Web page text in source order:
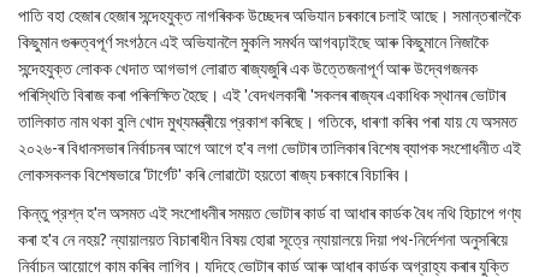
পাতি বহা হেজাৰ হেজাৰ সন্দেহযুক্ত নাগৰিকক উচ্ছেদৰ অভিযান চৰকাৰে চলাই আছে। সমান্তৰালকৈ
কিছুমান গুৰুত্বপূৰ্ণ সংগঠনে এই অভিযানলৈ মুকলি সমর্থন আগবঢ়াইছে আৰু কিছুমানে নিজাকৈ
সন্দেহযুক্ত লোকক খেদাত আগভাগ লোৱাত ৰাজ্যজুৰি এক উত্তেজনাপূর্ণ আৰু উদ্বেগজনক
পৰিস্থিতি বিৰাজ কৰা পৰিলক্ষিত হৈছে। এই 'বেদখলকাৰী 'সকলৰ ৰাজ্যৰ একাধিক স্থানৰ ভোটাৰ
তালিকাত নাম থকা বুলি খোদ মুখ্যমন্ত্ৰীয়ে প্রকাশ কৰিছে। গতিকে, ধাৰণা কৰিব পৰা যায় যে অসমত
২০২৬-ৰ বিধানসভাৰ নিৰ্বাচনৰ আগে আগে হ'ব লগা ভোটাৰ তালিকাৰ বিশেষ ব্যাপক সংশোধনীত এই
লোকসকলক বিশেষভাৱে 'টার্গেট' কৰি লোৱাটো হয়তো ৰাজ্য চৰকাৰে বিচাৰিব।
কিন্তু প্রশ্ন হ'ল অসমত এই সংশোধনীৰ সময়ত ভোটাৰ কাৰ্ড বা আধাৰ কাৰ্ডক বৈধ নথি হিচাপে গণ্য
কৰা হ'ব নে নহয়? ন্যায়ালয়ত বিচাৰাধীন বিষয় হোৱা সূত্রে ন্যায়ালয়ে দিয়া পথ-নির্দেশনা অনুসৰিয়ে
নির্বাচন আয়োগে কাম কৰিব লাগিব। যদিহে ভোটাৰ কাৰ্ড আৰু আধাৰ কাৰ্ডক অগ্রাহ্য কৰাৰ যুক্তি